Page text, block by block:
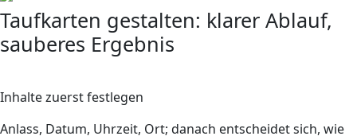
Taufkarten gestalten: klarer Ablauf,
sauberes Ergebnis
Inhalte zuerst festlegen
Anlass, Datum, Uhrzeit, Ort; danach entscheidet sich, wie